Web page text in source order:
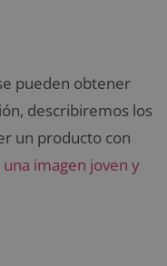
pueden obtener
describiremos los
un producto con
una imagen joven y